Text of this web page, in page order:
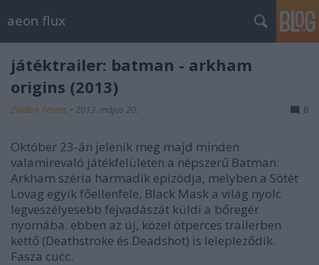
aeon flux
játéktrailer: batman - arkham
origins (2013)
Zalaba_Ferenc • 2013. május 20. 8
Október 23-án jelenik meg majd minden
valamirevaló játékfelületen a népszerű Batman:
Arkham széria harmadik epizódja, melyben a Sötét
Lovag egyik főellenfele, Black Mask a világ nyolc
legveszélyesebb fejvadászát küldi a bőregér
nyomába: ebben az új, közel ötperces trailerben
kettő (Deathstroke és Deadshot) is lelepleződik.
Fasza cucc.